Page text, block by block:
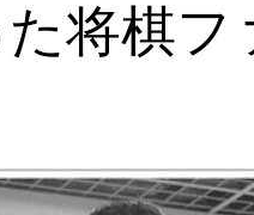
た将棋